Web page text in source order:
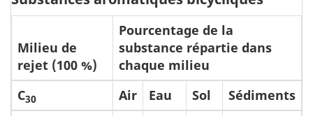
Milieu de
rejet (100 %)
Pourcentage de la
substance répartie dans
chaque milieu
C30 Air Eau Sol
Sédiments